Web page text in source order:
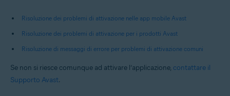
Risoluzione dei problemi di attivazione nelle app mobile Avast
Risoluzione dei problemi di attivazione per i prodotti Avast
Risoluzione di messaggi di errore per problemi di attivazione comuni
Se non si riesce comunque ad attivare l’applicazione, contattare il
Supporto Avast.